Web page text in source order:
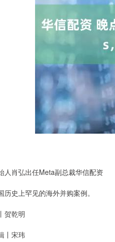
人肖弘出任Meta副总裁华信配资
历史上罕见的海外并购案例。
贺乾明
丨宋玮
深证成指 14311.01